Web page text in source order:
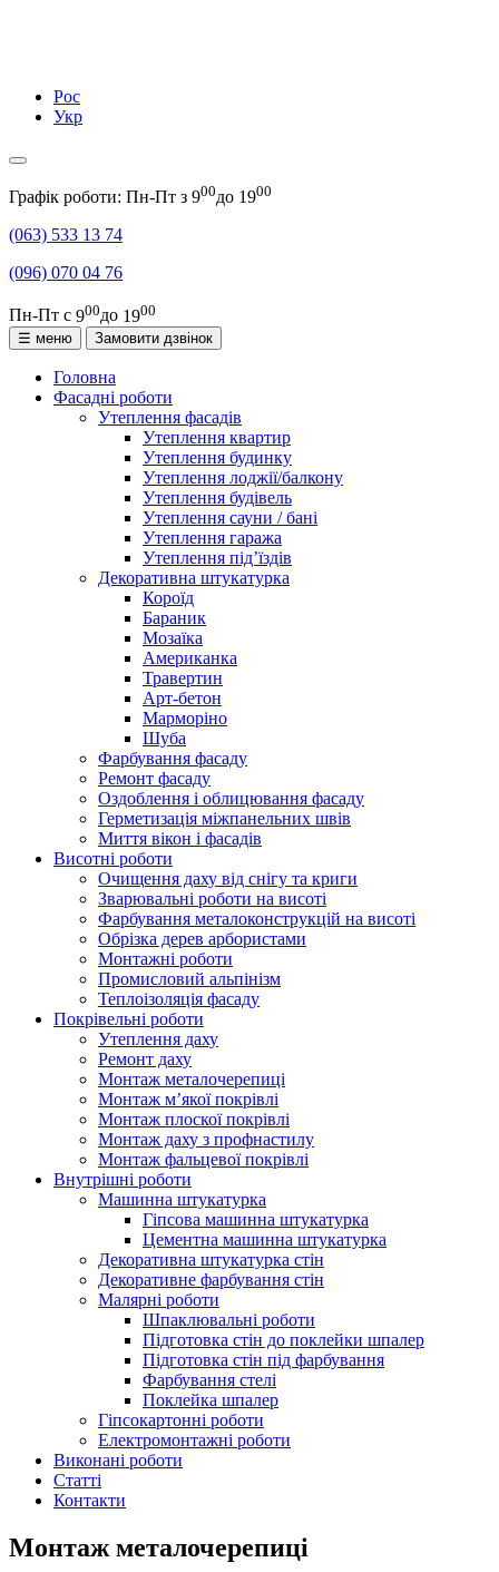
Рос
Укр
Графік роботи: Пн-Пт з 900до 1900
(063) 533 13 74
(096) 070 04 76
Пн-Пт с 900до 1900
☰ меню
Замовити дзвінок
Головна
Фасадні роботи
Утеплення фасадів
Утеплення квартир
Утеплення будинку
Утеплення лоджії/балкону
Утеплення будівель
Утеплення сауни / бані
Утеплення гаража
Утеплення під’їздів
Декоративна штукатурка
Короїд
Бараник
Мозаїка
Американка
Травертин
Арт-бетон
Марморіно
Шуба
Фарбування фасаду
Ремонт фасаду
Оздоблення і облицювання фасаду
Герметизація міжпанельних швів
Миття вікон і фасадів
Висотні роботи
Очищення даху від снігу та криги
Зварювальні роботи на висоті
Фарбування металоконструкцій на висоті
Обрізка дерев арбористами
Монтажні роботи
Промисловий альпінізм
Теплоізоляція фасаду
Покрівельні роботи
Утеплення даху
Ремонт даху
Монтаж металочерепиці
Монтаж м’якої покрівлі
Монтаж плоскої покрівлі
Монтаж даху з профнастилу
Монтаж фальцевої покрівлі
Внутрішні роботи
Машинна штукатурка
Гіпсова машинна штукатурка
Цементна машинна штукатурка
Декоративна штукатурка стін
Декоративне фарбування стін
Малярні роботи
Шпаклювальні роботи
Підготовка стін до поклейки шпалер
Підготовка стін під фарбування
Фарбування стелі
Поклейка шпалер
Гіпсокартонні роботи
Електромонтажні роботи
Виконані роботи
Статті
Контакти
Монтаж металочерепиці